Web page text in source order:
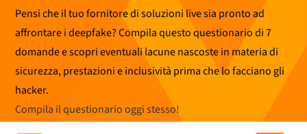
Vai
contenuto
Pensi che il tuo fornitore di soluzioni live sia pronto ad
affrontare i deepfake? Compila questo questionario di 7
domande e scopri eventuali lacune nascoste in materia di
sicurezza, prestazioni e inclusività prima che lo facciano gli
hacker.
Compila il questionario oggi stesso!